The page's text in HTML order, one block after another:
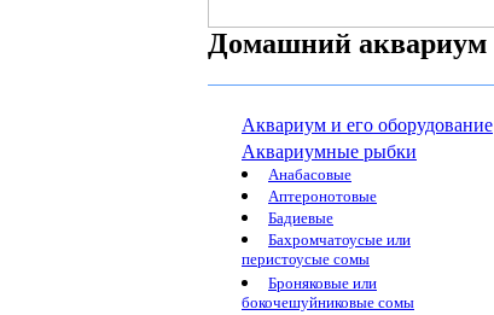
Домашний аквариум
Аквариум и его оборудование
Аквариумные рыбки
Анабасовые
Аптеронотовые
Бадиевые
Бахромчатоусые или
перистоусые сомы
Броняковые или
бокочешуйниковые сомы